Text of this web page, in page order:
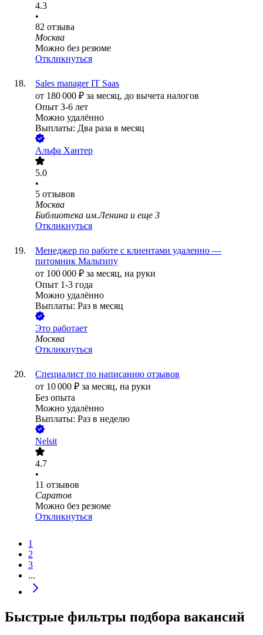
4.3
•
82 отзыва
Москва
Можно без резюме
Откликнуться
Sales manager IT Saas
от 180 000 ₽ за месяц, до вычета налогов
Опыт 3-6 лет
Можно удалённо
Выплаты: Два раза в месяц
Альфа Хантер
5.0
•
5 отзывов
Москва
Библиотека им.Ленина и еще 3
Откликнуться
Менеджер по работе с клиентами удаленно —
питомник Мальтипу
от 100 000 ₽ за месяц, на руки
Опыт 1-3 года
Можно удалённо
Выплаты: Раз в месяц
Это работает
Москва
Откликнуться
Специалист по написанию отзывов
от 10 000 ₽ за месяц, на руки
Без опыта
Можно удалённо
Выплаты: Раз в неделю
Nelsit
4.7
•
11 отзывов
Саратов
Можно без резюме
Откликнуться
1
2
3
...
Быстрые фильтры подбора вакансий